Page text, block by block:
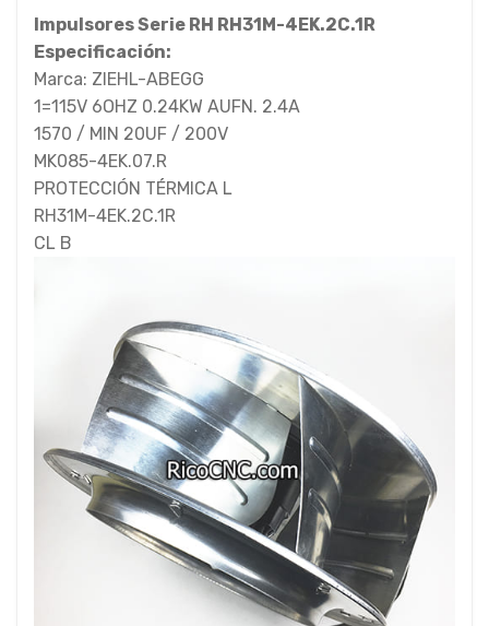
Impulsores Serie RH RH31M-4EK.2C.1R
Especificación:
Marca: ZIEHL-ABEGG
1=115V 6OHZ 0.24KW AUFN. 2.4A
1570 / MIN 20UF / 200V
MK085-4EK.07.R
PROTECCIÓN TÉRMICA L
RH31M-4EK.2C.1R
CL B